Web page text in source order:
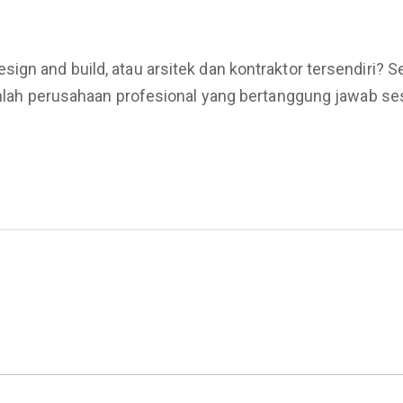
and build, atau arsitek dan kontraktor tersendiri?
perusahaan profesional yang bertanggung jawab